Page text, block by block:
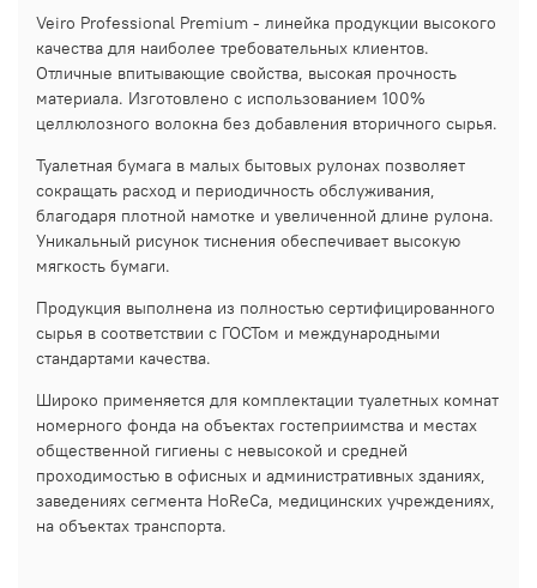
Veiro Professional Premium - линейка продукции высокого
качества для наиболее требовательных клиентов.
Отличные впитывающие свойства, высокая прочность
материала. Изготовлено с использованием 100%
целлюлозного волокна без добавления вторичного сырья.
Туалетная бумага в малых бытовых рулонах позволяет
сокращать расход и периодичность обслуживания,
благодаря плотной намотке и увеличенной длине рулона.
Уникальный рисунок тиснения обеспечивает высокую
мягкость бумаги.
Продукция выполнена из полностью сертифицированного
сырья в соответствии с ГОСТом и международными
стандартами качества.
Широко применяется для комплектации туалетных комнат
номерного фонда на объектах гостеприимства и местах
общественной гигиены с невысокой и средней
проходимостью в офисных и административных зданиях,
заведениях сегмента HoReCa, медицинских учреждениях,
на объектах транспорта.